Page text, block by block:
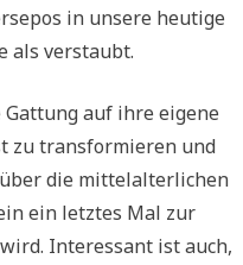
in unsere heutige
als verstaubt.
auf ihre eigene
zu transformieren und
die mittelalterlichen
ein letztes Mal zur
Interessant ist auch,